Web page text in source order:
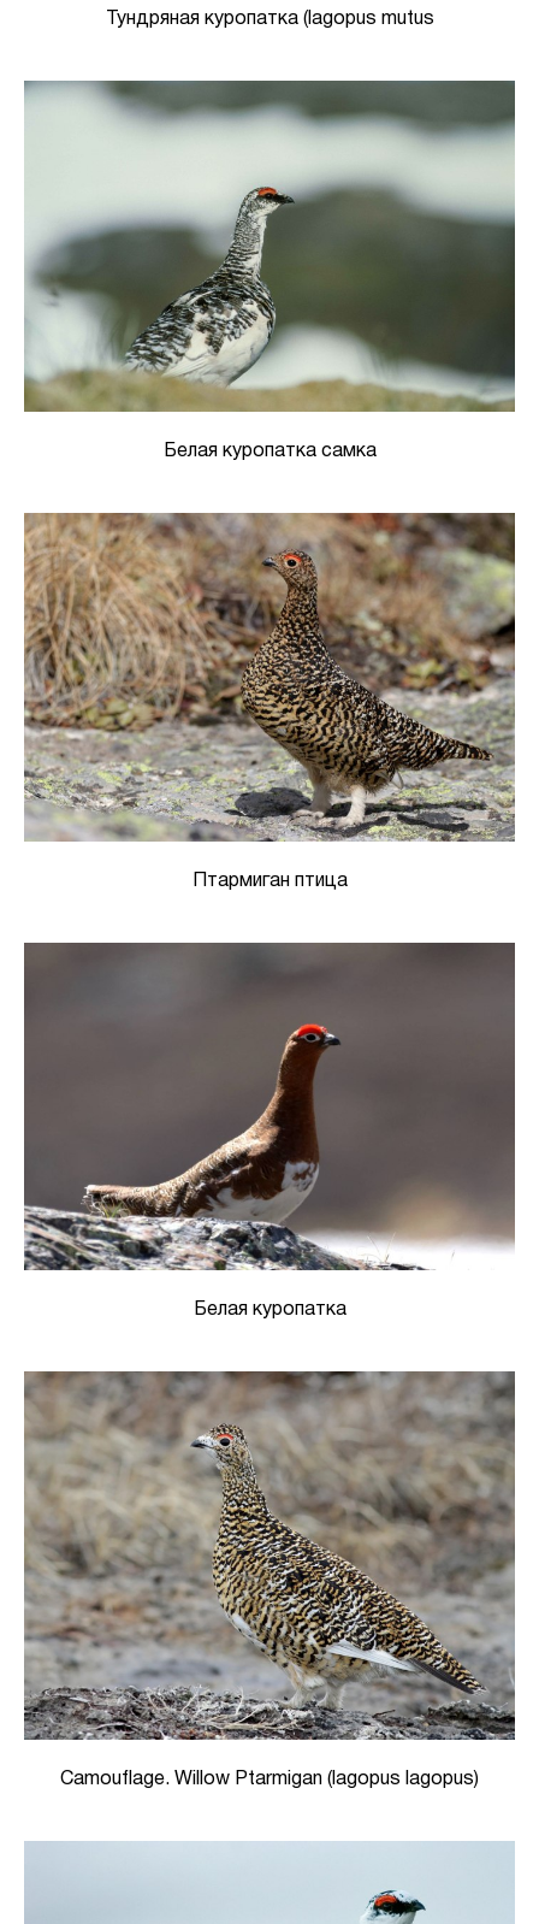
Тундряная куропатка (lagopus mutus
Белая куропатка самка
Птармиган птица
Белая куропатка
Camouflage. Willow Ptarmigan (lagopus lagopus)